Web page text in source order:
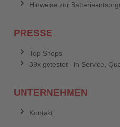
Hinweise zur
PRESSE
Top Shops
39x getestet - in Service,
UNTERNEHMEN
Kontakt